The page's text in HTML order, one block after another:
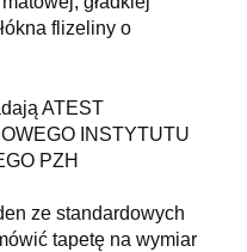
flizeliny o
ATEST
INSTYTUTU
PZH
ze standardowych
tapetę na wymiar